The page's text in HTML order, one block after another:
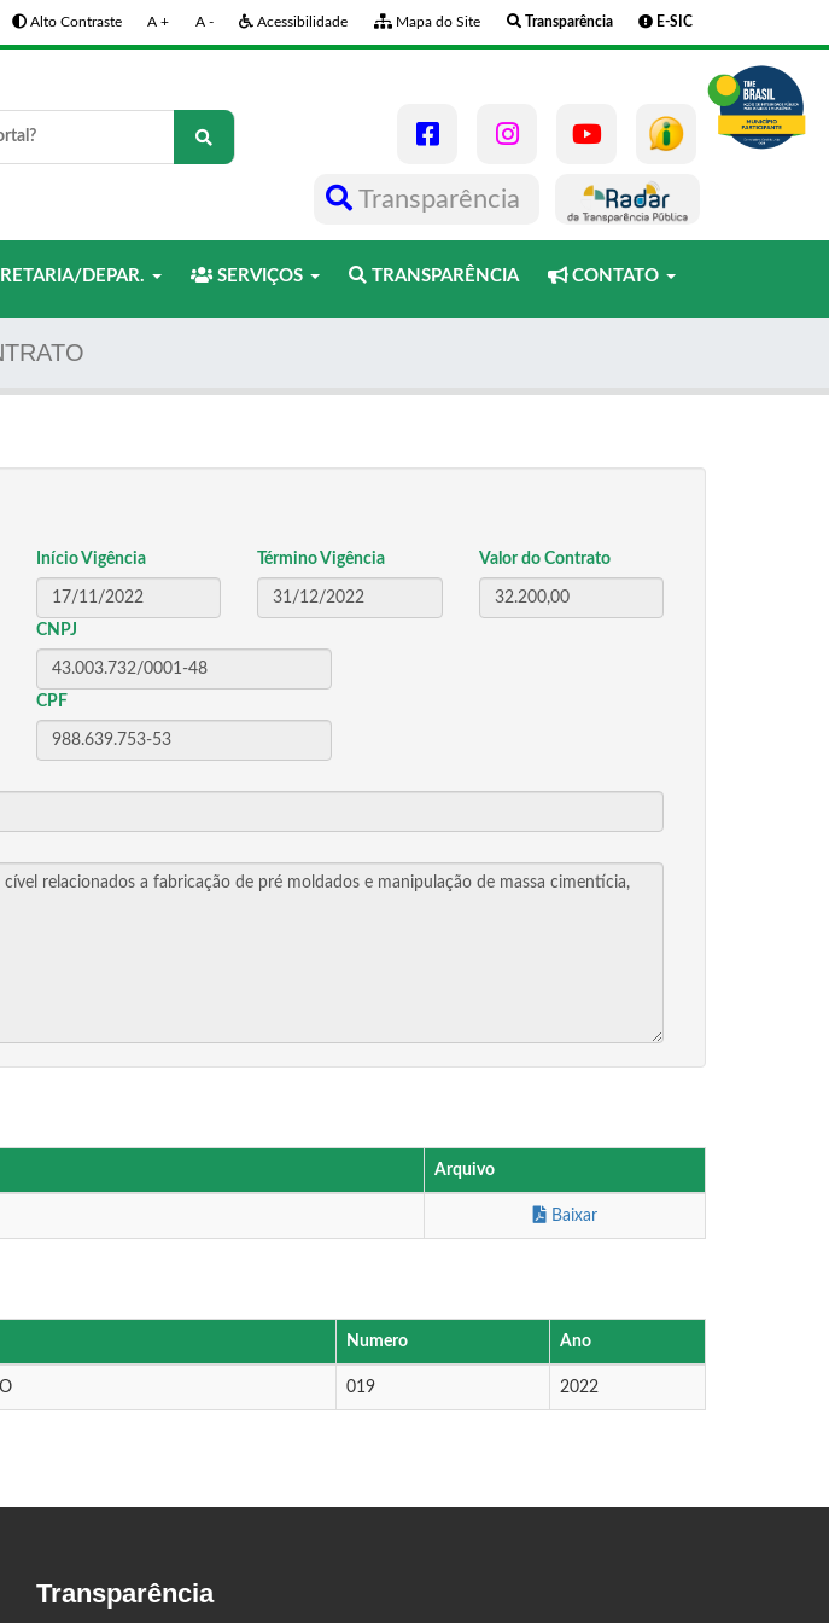
Alto Contraste A + A - Acessibilidade Mapa do Site Transparência E-SIC
Transparência
DEPAR. SERVIÇOS TRANSPARÊNCIA CONTATO
Início Vigência Término Vigência Valor do Contrato
CNPJ
CPF
Arquivo
Baixar
Numero Ano
019 2022
Transparência